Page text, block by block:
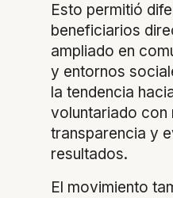
Esto permitió
beneficiarios
ampliado en
y entornos
la tendencia
voluntariado con
transparencia y
resultados.
El movimiento